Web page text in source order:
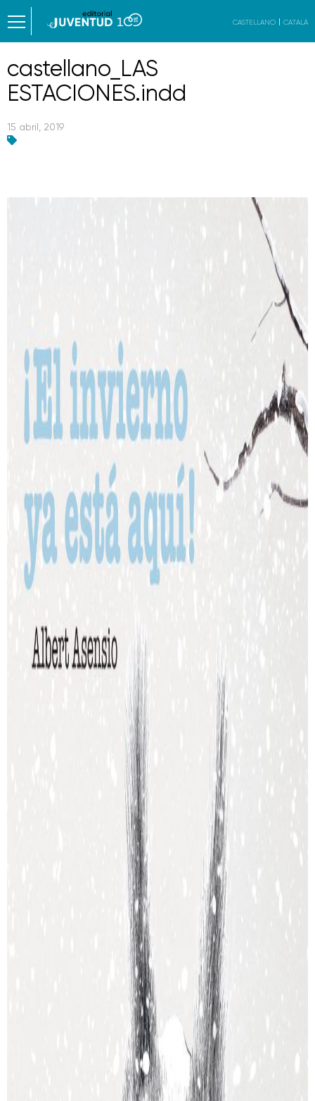
CASTELLANO CATALÀ
castellano_LAS
ESTACIONES.indd
15 abril, 2019